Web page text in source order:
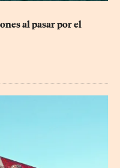
al pasar por el